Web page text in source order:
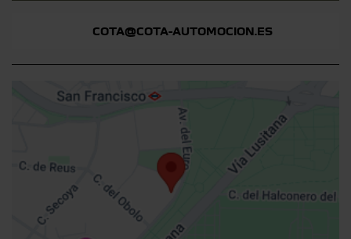
COTA@COTA-AUTOMOCION.ES